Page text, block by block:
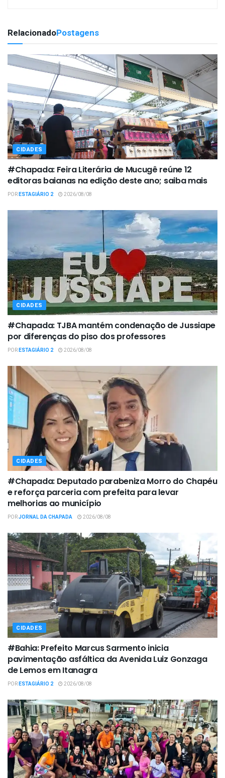
RelacionadoPostagens
CIDADES
#Chapada: Feira Literária de Mucugê reúne 12
editoras baianas na edição deste ano; saiba mais
PORESTAGIÁRIO 2 2026/08/08
CIDADES
#Chapada: TJBA mantém condenação de Jussiape
por diferenças do piso dos professores
PORESTAGIÁRIO 2 2026/08/08
CIDADES
#Chapada: Deputado parabeniza Morro do Chapéu
e reforça parceria com prefeita para levar
melhorias ao município
PORJORNAL DA CHAPADA 2026/08/08
CIDADES
#Bahia: Prefeito Marcus Sarmento inicia
pavimentação asfáltica da Avenida Luiz Gonzaga
de Lemos em Itanagra
PORESTAGIÁRIO 2 2026/08/08